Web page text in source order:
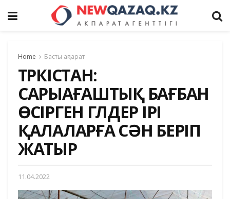
Home Басты ақпарат
ТҮРКІСТАН:
САРЫАҒАШТЫҚ БАҒБАН
ӨСІРГЕН ГҮЛДЕР ІРІ
ҚАЛАЛАРҒА СӘН БЕРІП
ЖАТЫР
11.04.2022